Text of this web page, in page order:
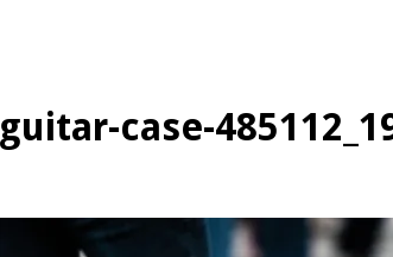
guitar-case-